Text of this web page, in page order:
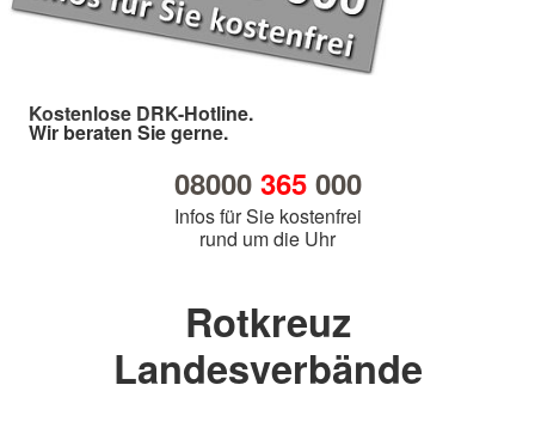
Kostenlose DRK-Hotline.
Wir beraten Sie gerne.
08000 365000
Infos für Sie kostenfrei
rund um die Uhr
Rotkreuz
Landesverbände